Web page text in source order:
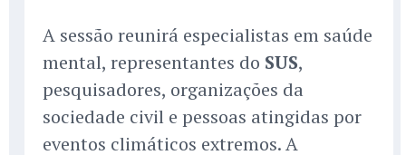
A sessão reunirá especialistas em saúde
mental, representantes do SUS,
pesquisadores, organizações da
sociedade civil e pessoas atingidas por
eventos climáticos extremos. A